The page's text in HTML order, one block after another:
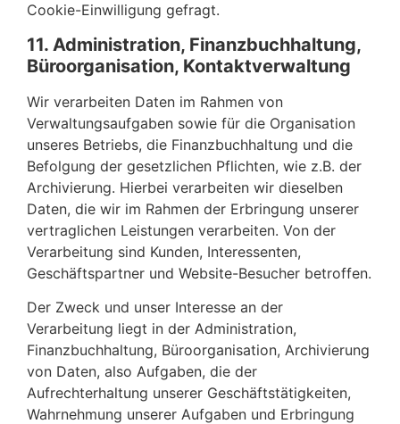
Cookie-Einwilligung gefragt.
11. Administration, Finanzbuchhaltung,
Büroorganisation, Kontaktverwaltung
Wir verarbeiten Daten im Rahmen von
Verwaltungsaufgaben sowie für die Organisation
unseres Betriebs, die Finanzbuchhaltung und die
Befolgung der gesetzlichen Pflichten, wie z.B. der
Archivierung. Hierbei verarbeiten wir dieselben
Daten, die wir im Rahmen der Erbringung unserer
vertraglichen Leistungen verarbeiten. Von der
Verarbeitung sind Kunden, Interessenten,
Geschäftspartner und Website-Besucher betroffen.
Der Zweck und unser Interesse an der
Verarbeitung liegt in der Administration,
Finanzbuchhaltung, Büroorganisation, Archivierung
von Daten, also Aufgaben, die der
Aufrechterhaltung unserer Geschäftstätigkeiten,
Wahrnehmung unserer Aufgaben und Erbringung